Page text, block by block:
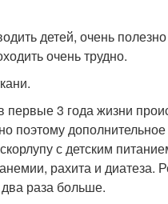
детей, очень
очень трудно.
первые 3 года жизни
поэтому
с детским
рахита и диатеза.
раза больше.